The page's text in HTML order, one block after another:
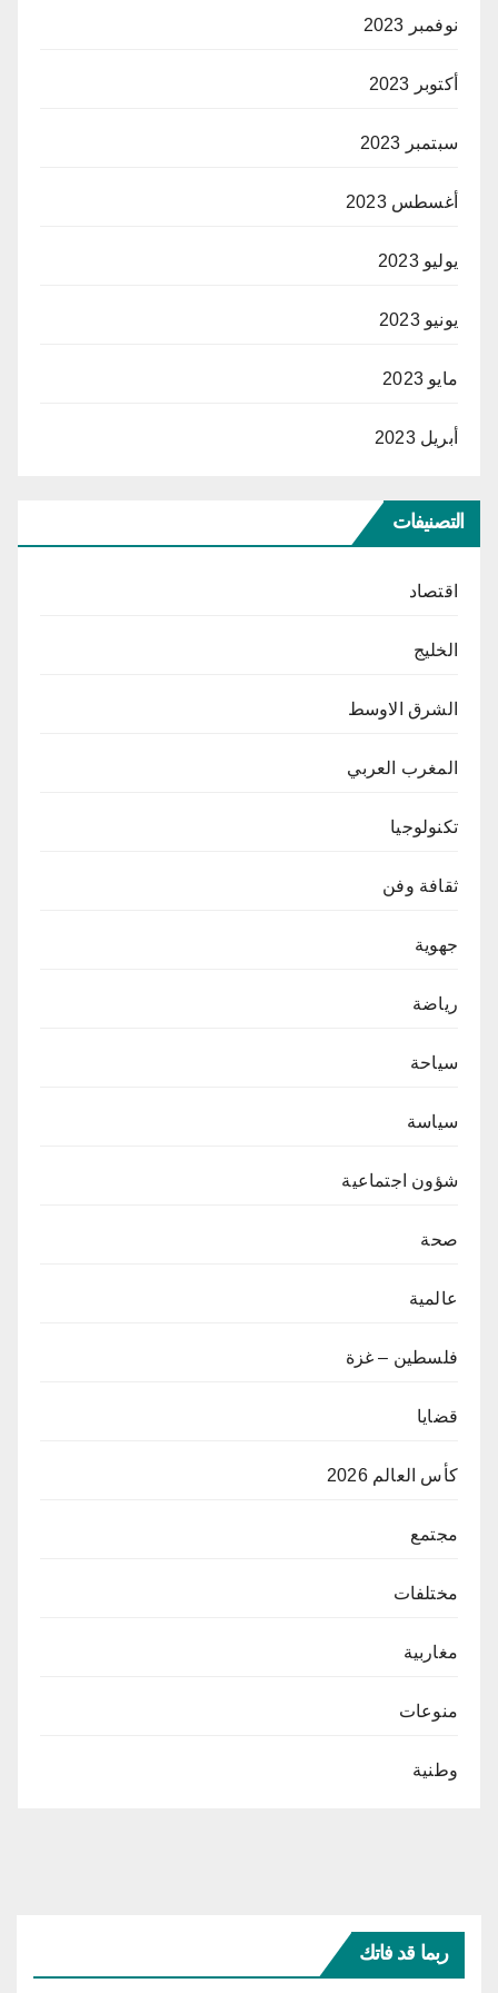
نوفمبر 2023
أكتوبر 2023
سبتمبر 2023
أغسطس 2023
يوليو 2023
يونيو 2023
مايو 2023
أبريل 2023
التصنيفات
اقتصاد
الخليج
الشرق الاوسط
المغرب العربي
تكنولوجيا
ثقافة وفن
جهوية
رياضة
سياحة
سياسة
شؤون اجتماعية
صحة
عالمية
فلسطين – غزة
قضايا
كأس العالم 2026
مجتمع
مختلفات
مغاربية
منوعات
وطنية
ربما قد فاتك